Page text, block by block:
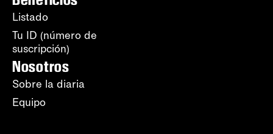
Listado
Tu ID (número de
suscripción)
Nosotros
Sobre la diaria
Equipo